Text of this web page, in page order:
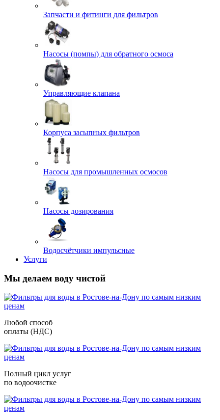
Запчасти и фитинги для фильтров
Насосы (помпы) для обратного осмоса
Управляющие клапана
Корпуса засыпных фильтров
Насосы для промышленных осмосов
Насосы дозирования
Водосчётчики импульсные
Услуги
Мы делаем воду чистой
Любой способ
оплаты (НДС)
Полный цикл услуг
по водоочистке